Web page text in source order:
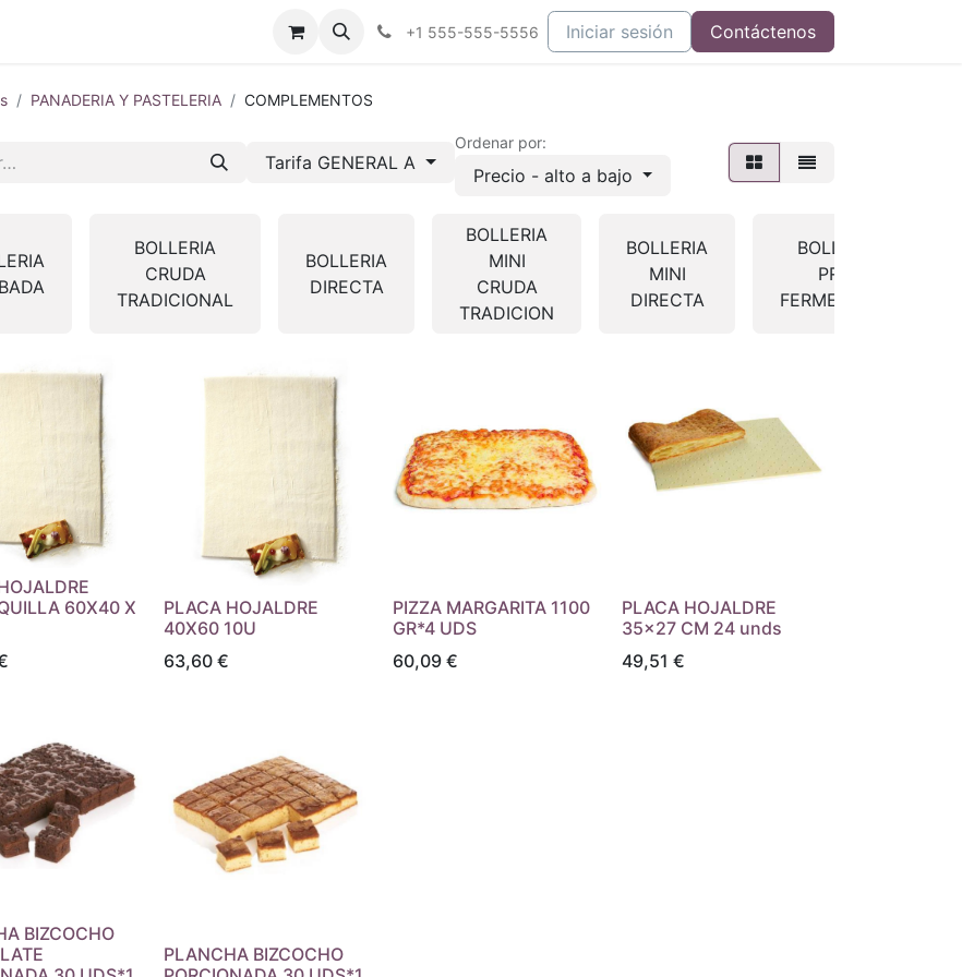
Blog Contáctenos
+1 555-555-5556 Iniciar sesión Contáctenos
PANADERIA Y PASTELERIA COMPLEMENTOS
Tarifa GENERAL A
Ordenar por:
Precio - alto a bajo
BOLLERIA
CRUDA
TRADICIONAL
BOLLERIA
DIRECTA
BOLLERIA
MINI
CRUDA
TRADICION
BOLLERIA
MINI
DIRECTA
BOLLERIA
PRE-
FERMENTADA
60X40 X
PLACA HOJALDRE
40X60 10U
63,60 €
PIZZA MARGARITA 1100
GR*4 UDS
60,09 €
PLACA HOJALDRE
35x27 CM 24 unds
49,51 €
BIZCOCHO
PLANCHA BIZCOCHO